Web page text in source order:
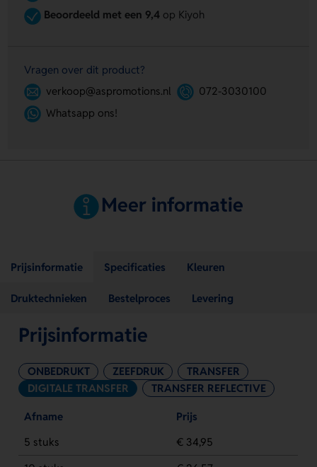
Beoordeeld met een 9,4op Kiyoh
Vragen over dit product?
verkoop@aspromotions.nl
072-3030100
Whatsapp ons!
Meer informatie
Prijsinformatie Specificaties Kleuren
Druktechnieken Bestelproces Levering
Prijsinformatie
ONBEDRUKT ZEEFDRUK
TRANSFER
DIGITALE TRANSFER
TRANSFER REFLECTIVE
Afname
Prijs
5 stuks
€ 34,95